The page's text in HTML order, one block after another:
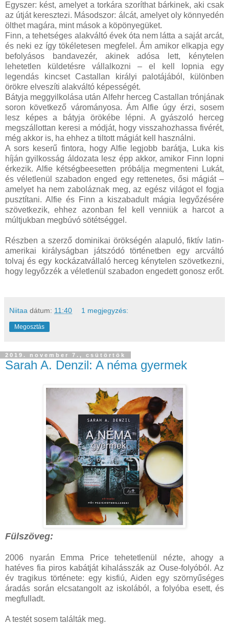
Egyszer: kést, amelyet a torkára szoríthat bárkinek, aki csak
az útját keresztezi. Másodszor: álcát, amelyet oly könnyedén
ölthet magára, mint mások a köpönyegüket.
Finn, a tehetséges alakváltó évek óta nem látta a saját arcát,
és neki ez így tökéletesen megfelel. Ám amikor elkapja egy
befolyásos bandavezér, akinek adósa lett, kénytelen
lehetetlen küldetésre vállalkozni – el kell lopnia egy
legendás kincset Castallan királyi palotájából, különben
örökre elveszíti alakváltó képességét.
Bátyja meggyilkolása után Alfehr herceg Castallan trónjának
soron következő várományosa. Ám Alfie úgy érzi, sosem
lesz képes a bátyja örökébe lépni. A gyászoló herceg
megszállottan keresi a módját, hogy visszahozhassa fivérét,
még akkor is, ha ehhez a tiltott mágiát kell használni.
A sors keserű fintora, hogy Alfie legjobb barátja, Luka kis
híján gyilkosság áldozata lesz épp akkor, amikor Finn lopni
érkezik. Alfie kétségbeesetten próbálja megmenteni Lukát,
és véletlenül szabadon enged egy rettenetes, ősi mágiát –
amelyet ha nem zaboláznak meg, az egész világot el fogja
pusztítani. Alfie és Finn a kiszabadult mágia legyőzésére
szövetkezik, ehhez azonban fel kell venniük a harcot a
múltjukban megbúvó sötétséggel.
Részben a szerző dominikai örökségén alapuló, fiktív latin-
amerikai királyságban játszódó történetben egy arcváltó
tolvaj és egy kockázatvállaló herceg kénytelen szövetkezni,
hogy legyőzzék a véletlenül szabadon engedett gonosz erőt.
Niitaa dátum: 11:40 1 megjegyzés:
Megosztás
2019. november 7., csütörtök
Sarah A. Denzil: A néma gyermek
Fülszöveg:
2006 nyarán Emma Price tehetetlenül nézte, ahogy a
hatéves fia piros kabátját kihalásszák az Ouse-folyóból. Az
év tragikus története: egy kisfiú, Aiden egy szörnyűséges
áradás során elcsatangolt az iskolából, a folyóba esett, és
megfulladt.
A testét sosem találták meg.